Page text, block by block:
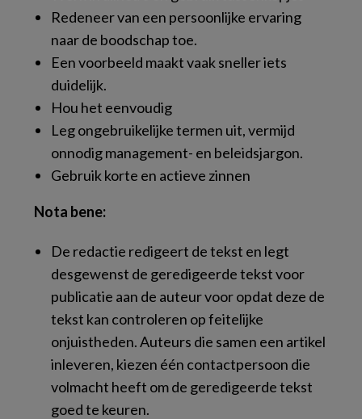
Redeneer van een persoonlijke ervaring
naar de boodschap toe.
Een voorbeeld maakt vaak sneller iets
duidelijk.
Hou het eenvoudig
Leg ongebruikelijke termen uit, vermijd
onnodig management- en beleidsjargon.
Gebruik korte en actieve zinnen
Nota bene:
De redactie redigeert de tekst en legt
desgewenst de geredigeerde tekst voor
publicatie aan de auteur voor opdat deze de
tekst kan controleren op feitelijke
onjuistheden. Auteurs die samen een artikel
inleveren, kiezen één contactpersoon die
volmacht heeft om de geredigeerde tekst
goed te keuren.